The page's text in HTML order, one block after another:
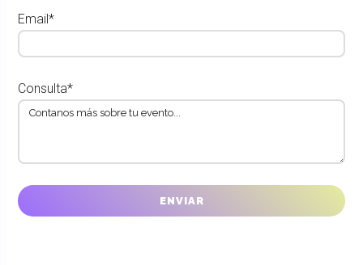
Email*
Consulta*